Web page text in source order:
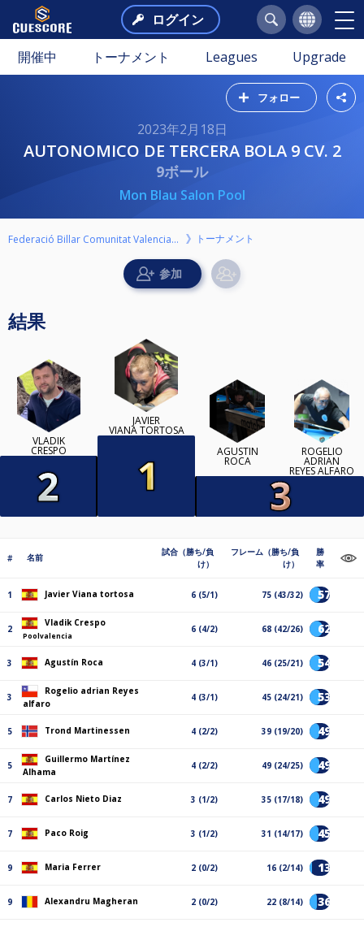
ログイン
開催中 トーナメント Leagues Upgrade
フォロー
2023年2月18日
AUTONOMICO DE TERCERA BOLA 9 CV. 2
9ボール
Mon Blau Salon Pool
Federació Billar Comunitat Valenciana トーナメント
結果
VLADIK
CRESPO
JAVIER
VIANA TORTOSA
AGUSTÍN
ROCA
ROGELIO
ADRIAN
REYES ALFARO
# 名前
試合（勝ち/負
け）
フレーム（勝ち/負
け）
勝
率
1 Javier Viana tortosa 6 (5/1) 75 (43/32) 57%
2
Vladik Crespo
Poolvalencia
6 (4/2) 68 (42/26) 62%
3 Agustín Roca 4 (3/1) 46 (25/21) 54%
3
Rogelio adrian Reyes
alfaro
4 (3/1) 45 (24/21) 53%
5 Trond Martinessen 4 (2/2) 39 (19/20) 49%
5
Guillermo Martínez
Alhama
4 (2/2) 49 (24/25) 49%
7 Carlos Nieto Diaz 3 (1/2) 35 (17/18) 49%
7 Paco Roig 3 (1/2) 31 (14/17) 45%
9 Maria Ferrer 2 (0/2) 16 (2/14) 13%
9 Alexandru Magheran 2 (0/2) 22 (8/14) 36%